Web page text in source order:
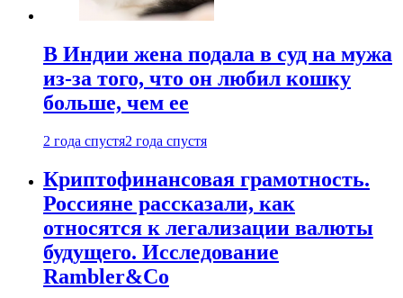
В Индии жена подала в суд на мужа
из-за того, что он любил кошку
больше, чем ее
2 года спустя2 года спустя
Криптофинансовая грамотность.
Россияне рассказали, как
относятся к легализации валюты
будущего. Исследование
Rambler&Co